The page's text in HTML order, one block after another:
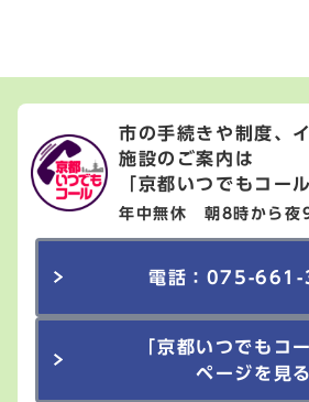
市の手続きや制度、
施設のご案内は
「京都いつでもコール
年中無休 朝8時から夜
電話：075-
「京都いつでもコ
ページを見る